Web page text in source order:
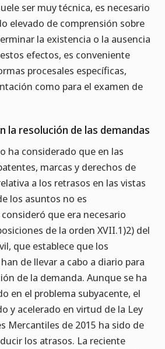
ser muy técnica, es necesario
elevado de comprensión sobre
la existencia o la ausencia
efectos, es conveniente
procesales específicas,
como para el examen de
la resolución de las demandas
ha considerado que en las
marcas y derechos de
a los retrasos en las vistas
los asuntos no es
consideró que era necesario
de la orden XVII.1)2) del
que establece que los
de llevar a cabo a diario para
de la demanda. Aunque se ha
en el problema subyacente, el
y acelerado en virtud de la Ley
Mercantiles de 2015 ha sido de
los atrasos. La reciente